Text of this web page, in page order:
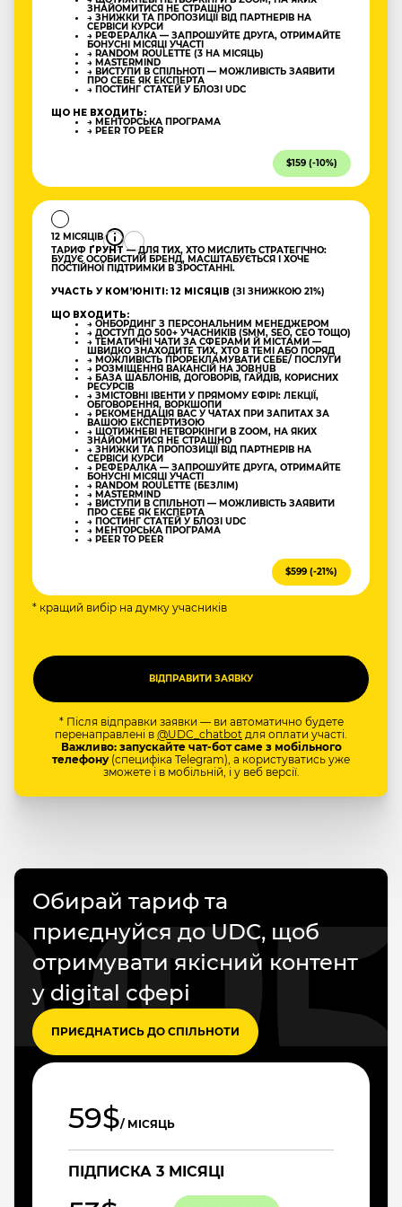
ЗНАЙОМИТИСЯ НЕ СТРАШНО
→ ЗНИЖКИ ТА ПРОПОЗИЦІЇ ВІД ПАРТНЕРІВ НА
СЕРВІСИ КУРСИ
→ РЕФЕРАЛКА — ЗАПРОШУЙТЕ ДРУГА, ОТРИМАЙТЕ
БОНУСНІ МІСЯЦІ УЧАСТІ
→ RANDOM ROULETTE (3 НА МІСЯЦЬ)
→ MASTERMIND
→ ВИСТУПИ В СПІЛЬНОТІ — МОЖЛИВІСТЬ ЗАЯВИТИ
ПРО СЕБЕ ЯК ЕКСПЕРТА
→ ПОСТИНГ СТАТЕЙ У БЛОЗІ UDC
ЩО НЕ ВХОДИТЬ:
→ МЕНТОРСЬКА ПРОГРАМА
→ PEER TO PEER
$159 (-10%)
12 МІСЯЦІВ
ТАРИФ ҐРУНТ — ДЛЯ ТИХ, ХТО МИСЛИТЬ СТРАТЕГІЧНО:
БУДУЄ ОСОБИСТИЙ БРЕНД, МАСШТАБУЄТЬСЯ І ХОЧЕ
ПОСТІЙНОЇ ПІДТРИМКИ В ЗРОСТАННІ.
УЧАСТЬ У КОМʼЮНІТІ: 12 МІСЯЦІВ (ЗІ ЗНИЖКОЮ 21%)
ЩО ВХОДИТЬ:
→ ОНБОРДИНГ З ПЕРСОНАЛЬНИМ МЕНЕДЖЕРОМ
→ ДОСТУП ДО 500+ УЧАСНИКІВ (SMM, SEO, CEO ТОЩО)
→ ТЕМАТИЧНІ ЧАТИ ЗА СФЕРАМИ Й МІСТАМИ —
ШВИДКО ЗНАХОДИТЕ ТИХ, ХТО В ТЕМІ АБО ПОРЯД
→ МОЖЛИВІСТЬ ПРОРЕКЛАМУВАТИ СЕБЕ/ ПОСЛУГИ
→ РОЗМІЩЕННЯ ВАКАНСІЙ НА JOBHUB
→ БАЗА ШАБЛОНІВ, ДОГОВОРІВ, ГАЙДІВ, КОРИСНИХ
РЕСУРСІВ
→ ЗМІСТОВНІ ІВЕНТИ У ПРЯМОМУ ЕФІРІ: ЛЕКЦІЇ,
ОБГОВОРЕННЯ, ВОРКШОПИ
→ РЕКОМЕНДАЦІЯ ВАС У ЧАТАХ ПРИ ЗАПИТАХ ЗА
ВАШОЮ ЕКСПЕРТИЗОЮ
→ ЩОТИЖНЕВІ НЕТВОРКІНГИ В ZOOM, НА ЯКИХ
ЗНАЙОМИТИСЯ НЕ СТРАШНО
→ ЗНИЖКИ ТА ПРОПОЗИЦІЇ ВІД ПАРТНЕРІВ НА
СЕРВІСИ КУРСИ
→ РЕФЕРАЛКА — ЗАПРОШУЙТЕ ДРУГА, ОТРИМАЙТЕ
БОНУСНІ МІСЯЦІ УЧАСТІ
→ RANDOM ROULETTE (БЕЗЛІМ)
→ MASTERMIND
→ ВИСТУПИ В СПІЛЬНОТІ — МОЖЛИВІСТЬ ЗАЯВИТИ
ПРО СЕБЕ ЯК ЕКСПЕРТА
→ ПОСТИНГ СТАТЕЙ У БЛОЗІ UDC
→ МЕНТОРСЬКА ПРОГРАМА
→ PEER TO PEER
$599 (-21%)
* кращий вибір на думку учасників
* Після відправки заявки — ви автоматично будете
перенаправлені в @UDC_chatbot для оплати участі.
Важливо: запускайте чат-бот саме з мобільного
телефону(специфіка Telegram), а користуватись уже
зможете і в мобільній, і у веб версії.
Обирай тариф та
приєднуйся до UDC, щоб
отримувати якісний контент
у digital сфері
ПРИЄДНАТИСЬ ДО СПІЛЬНОТИ
59$/ МІСЯЦЬ
ПІДПИСКА 3 МІСЯЦІ